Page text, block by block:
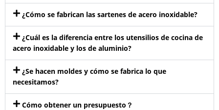
¿Cómo se fabrican las sartenes de acero inoxidable?
¿Cuál es la diferencia entre los utensilios de cocina de
acero inoxidable y los de aluminio?
¿Se hacen moldes y cómo se fabrica lo que
necesitamos?
Cómo obtener un presupuesto？